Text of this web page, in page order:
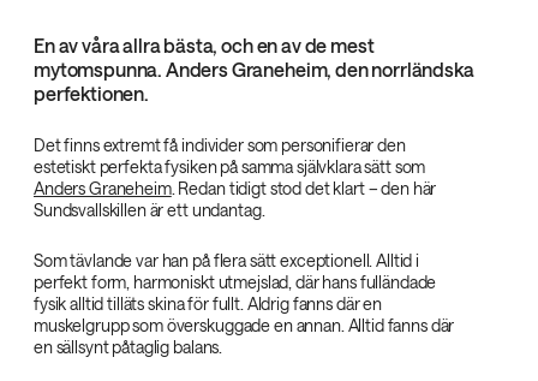
En av våra allra bästa, och en av de mest
mytomspunna. Anders Graneheim, den norrländska
perfektionen.
Det finns extremt få individer som personifierar den
estetiskt perfekta fysiken på samma självklara sätt som
Anders Graneheim. Redan tidigt stod det klart – den här
Sundsvallskillen är ett undantag.
Som tävlande var han på flera sätt exceptionell. Alltid i
perfekt form, harmoniskt utmejslad, där hans fulländade
fysik alltid tilläts skina för fullt. Aldrig fanns där en
muskelgrupp som överskuggade en annan. Alltid fanns där
en sällsynt påtaglig balans.